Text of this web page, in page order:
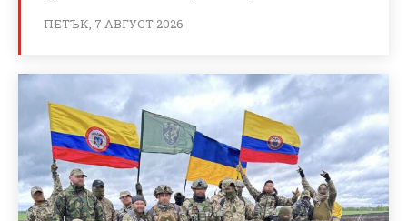
ПЕТЪК, 7 АВГУСТ 2026